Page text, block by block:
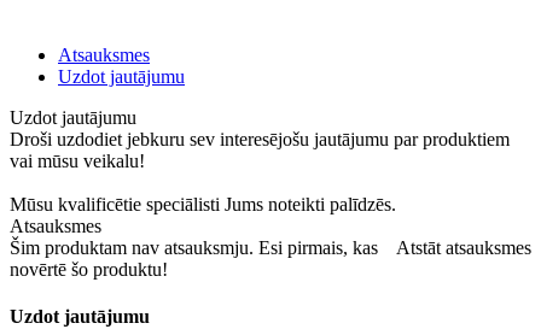
Atsauksmes
Uzdot jautājumu
Uzdot jautājumu
Droši uzdodiet jebkuru sev interesējošu jautājumu par produktiem
vai mūsu veikalu!
Mūsu kvalificētie speciālisti Jums noteikti palīdzēs.
Atsauksmes
Atstāt atsauksmes
Šim produktam nav atsauksmju. Esi pirmais, kas
novērtē šo produktu!
Uzdot jautājumu